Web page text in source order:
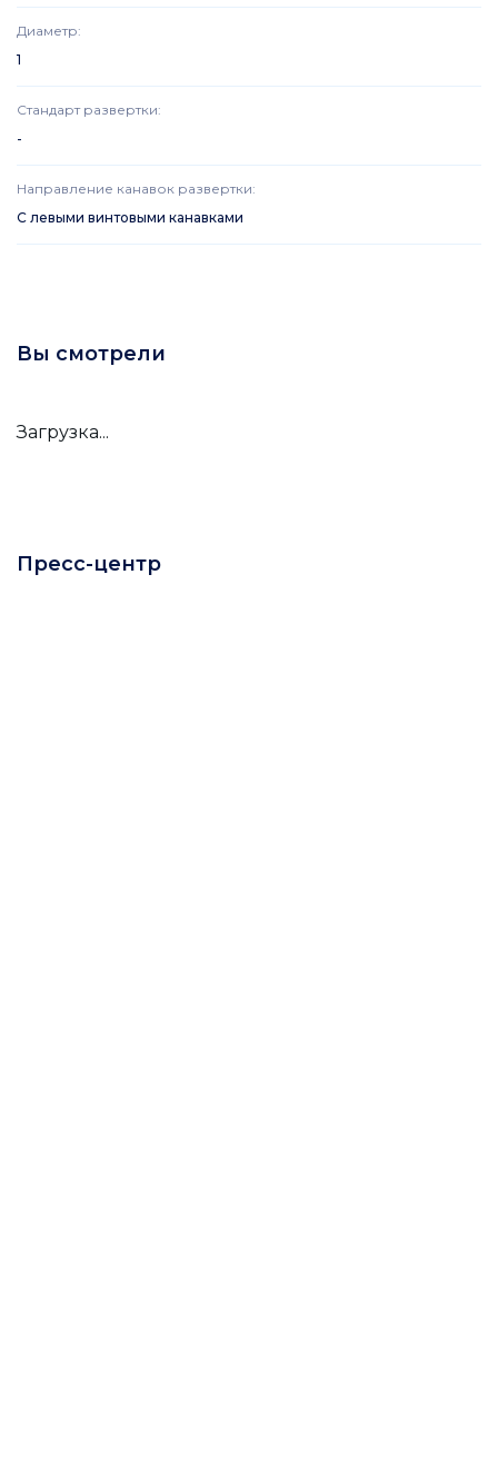
Диаметр:
1
Стандарт развертки:
-
Направление канавок развертки:
С левыми винтовыми канавками
Вы смотрели
Загрузка...
Пресс-центр